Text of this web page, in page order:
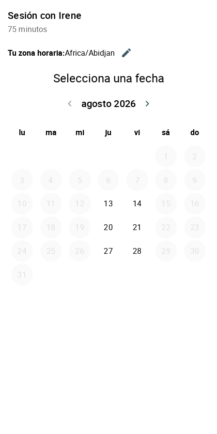
Sesión con Irene
75 minutos
Tu zona horaria:Africa/Abidjan
edit
Selecciona una fecha
agosto 2026
keyboard_arrow_left
keyboard_arrow_right
lu ma mi ju vi sá do
1 2
3 4 5 6 7 8 9
10 11 12 13 14 15 16
17 18 19 20 21 22 23
24 25 26 27 28 29 30
31